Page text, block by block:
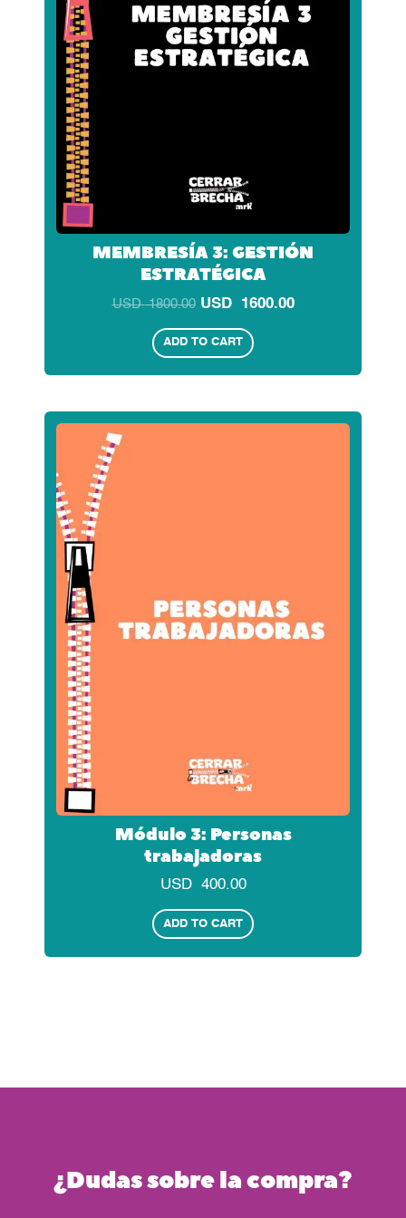
MEMBRESÍA 3: GESTIÓN
ESTRATÉGICA
USD1800.00 USD 1600.00
ADD TO CART
Módulo 3: Personas
trabajadoras
USD 400.00
ADD TO CART
¿Dudas sobre la compra?